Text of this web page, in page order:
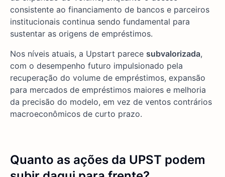
consistente ao financiamento de bancos e parceiros
institucionais continua sendo fundamental para
sustentar as origens de empréstimos.
Nos níveis atuais, a Upstart parece subvalorizada,
com o desempenho futuro impulsionado pela
recuperação do volume de empréstimos, expansão
para mercados de empréstimos maiores e melhoria
da precisão do modelo, em vez de ventos contrários
macroeconômicos de curto prazo.
Quanto as ações da UPST podem